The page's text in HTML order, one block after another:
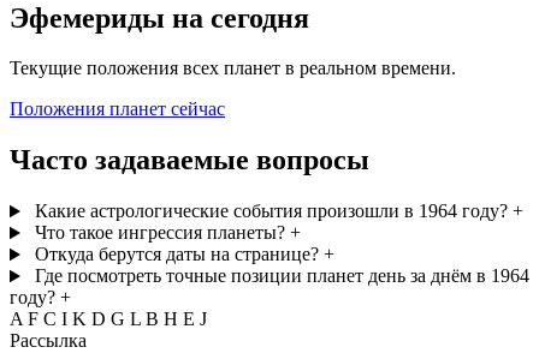
Эфемериды на сегодня
Текущие положения всех планет в реальном времени.
Положения планет сейчас
Часто задаваемые вопросы
Какие астрологические события произошли в 1964 году? +
Что такое ингрессия планеты? +
Откуда берутся даты на странице? +
Где посмотреть точные позиции планет день за днём в 1964
году? +
A F C I K D G L B H E J
Рассылка